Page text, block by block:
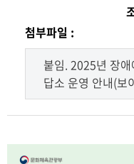
첨부파일 :
붙임. 2025년 장
답소 운영 안내(